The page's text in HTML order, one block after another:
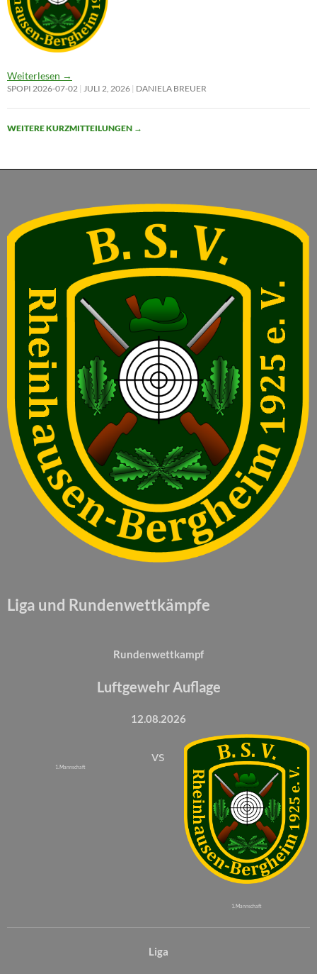
Weiterlesen →
SPOPI 2026-07-02 JULI 2, 2026 DANIELA BREUER
WEITERE KURZMITTEILUNGEN →
Liga und Rundenwettkämpfe
Rundenwettkampf
Luftgewehr Auflage
12.08.2026
1. Mannschaft
vs
1. Mannschaft
Liga